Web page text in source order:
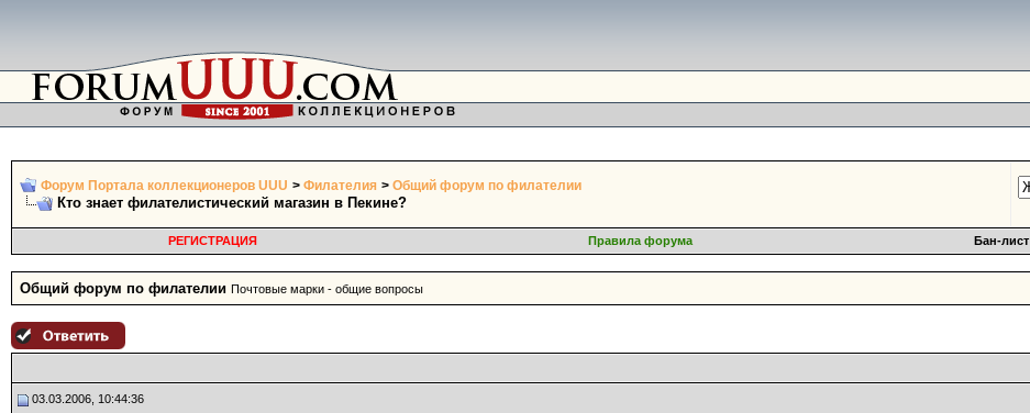
Форум Портала коллекционеров UUU > Филателия > Общий форум по филателии
Кто знает филателистический магазин в Пекине?
РЕГИСТРАЦИЯ
Правила форума Бан-лист
Общий форум по филателии Почтовые марки - общие вопросы
03.03.2006, 10:44:36